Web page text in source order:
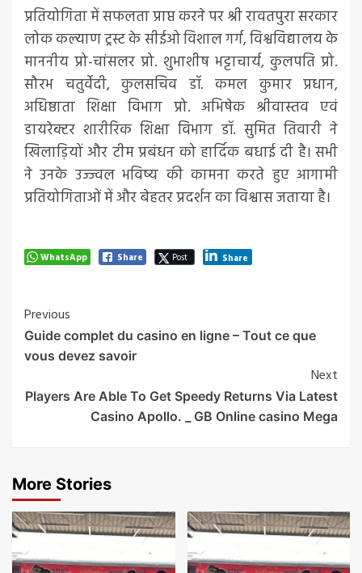
प्रतियोगिता में सफलता प्राप्त करने पर श्री रावतपुरा सरकार
लोक कल्याण ट्रस्ट के सीईओ विशाल गर्ग, विश्वविद्यालय के
माननीय प्रो-चांसलर प्रो. शुभाशीष भट्टाचार्य, कुलपति प्रो.
सौरभ चतुर्वेदी, कुलसचिव डॉ. कमल कुमार प्रधान,
अधिष्ठाता शिक्षा विभाग प्रो. अभिषेक श्रीवास्तव एवं
डायरेक्टर शारीरिक शिक्षा विभाग डॉ. सुमित तिवारी ने
खिलाड़ियों और टीम प्रबंधन को हार्दिक बधाई दी है। सभी
ने उनके उज्ज्वल भविष्य की कामना करते हुए आगामी
प्रतियोगिताओं में और बेहतर प्रदर्शन का विश्वास जताया है।
WhatsApp Share Post Share
Post
Navigation
Previous
Guide complet du casino en ligne – Tout ce que
vous devez savoir
Next
Players Are Able To Get Speedy Returns Via Latest
Casino Apollo. _ GB Online casino Mega
More Stories